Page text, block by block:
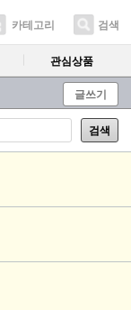
카테고리 검색
관심상품
글쓰기
검색